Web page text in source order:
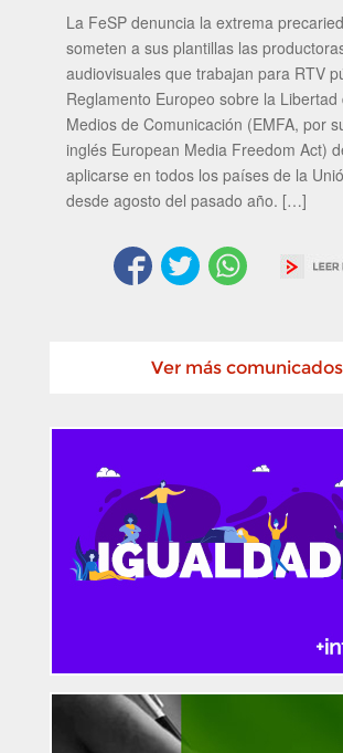
La FeSP denuncia la extrema
someten a sus plantillas las
audiovisuales que trabajan para RTV
Reglamento Europeo sobre la Libertad
Medios de Comunicación (EMFA, por
inglés European Media Freedom Act)
aplicarse en todos los países de la
desde agosto del pasado año. […]
Ver más comunicados